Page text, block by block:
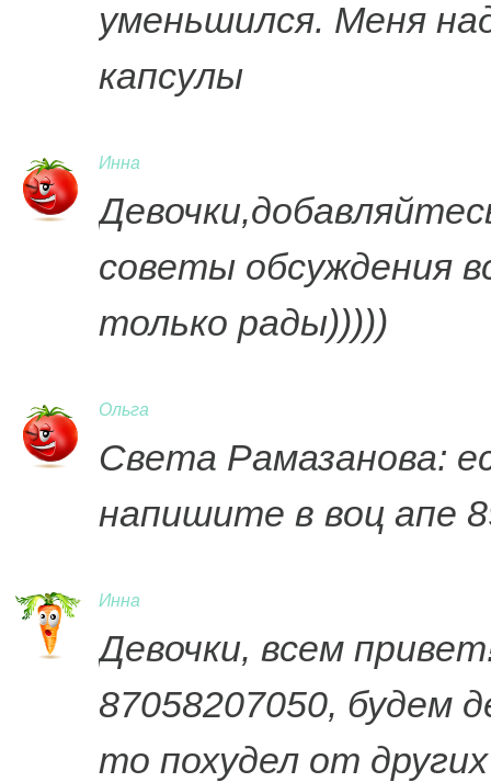
уменьшился. Меня
капсулы
Инна
советы обсуждения
только рады)))))
Ольга
Света Рамазанова:
напишите в воц апе
Инна
Девочки, всем
87058207050, будем
то похудел от